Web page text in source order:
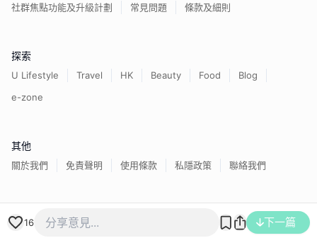
16 下一篇
社群焦點功能及升級計劃
常見問題 條款及細則
探索
U Lifestyle Travel HK Beauty Food
Blog
e-zone
其他
關於我們 免責聲明 使用條款 私隱政策 聯絡我們
香港經濟日報版權所有©